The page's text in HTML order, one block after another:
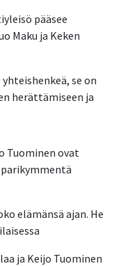
pääsee
Maku ja Keken
se on
herättämiseen ja
Tuominen ovat
elämänsä ajan. He
ja Keijo Tuominen